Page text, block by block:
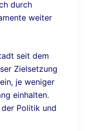
durch
weiter
seit dem
Zielsetzung
je weniger
einhalten.
Politik und